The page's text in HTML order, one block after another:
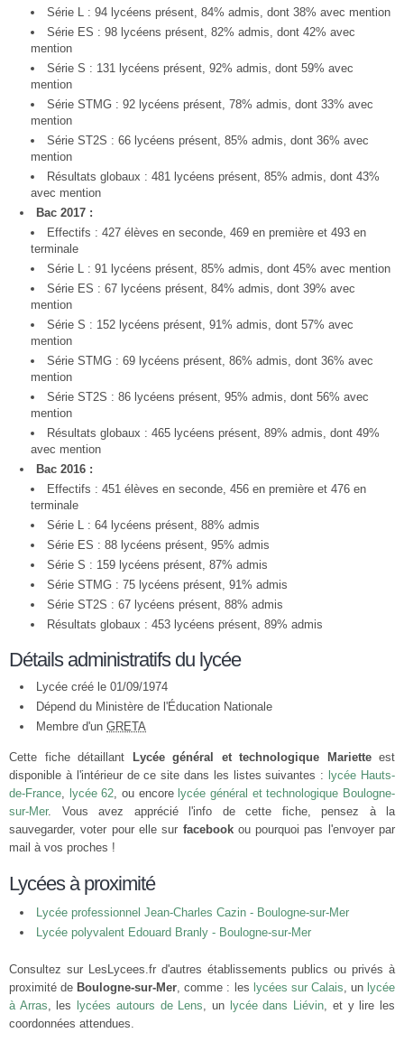
Série L : 94 lycéens présent, 84% admis, dont 38% avec mention
Série ES : 98 lycéens présent, 82% admis, dont 42% avec
mention
Série S : 131 lycéens présent, 92% admis, dont 59% avec
mention
Série STMG : 92 lycéens présent, 78% admis, dont 33% avec
mention
Série ST2S : 66 lycéens présent, 85% admis, dont 36% avec
mention
Résultats globaux : 481 lycéens présent, 85% admis, dont 43%
avec mention
Bac 2017 :
Effectifs : 427 élèves en seconde, 469 en première et 493 en
terminale
Série L : 91 lycéens présent, 85% admis, dont 45% avec mention
Série ES : 67 lycéens présent, 84% admis, dont 39% avec
mention
Série S : 152 lycéens présent, 91% admis, dont 57% avec
mention
Série STMG : 69 lycéens présent, 86% admis, dont 36% avec
mention
Série ST2S : 86 lycéens présent, 95% admis, dont 56% avec
mention
Résultats globaux : 465 lycéens présent, 89% admis, dont 49%
avec mention
Bac 2016 :
Effectifs : 451 élèves en seconde, 456 en première et 476 en
terminale
Série L : 64 lycéens présent, 88% admis
Série ES : 88 lycéens présent, 95% admis
Série S : 159 lycéens présent, 87% admis
Série STMG : 75 lycéens présent, 91% admis
Série ST2S : 67 lycéens présent, 88% admis
Résultats globaux : 453 lycéens présent, 89% admis
Détails administratifs du lycée
Lycée créé le 01/09/1974
Dépend du Ministère de l'Éducation Nationale
Membre d'un GRETA
Cette fiche détaillant Lycée général et technologique Marietteest
disponible à l'intérieur de ce site dans les listes suivantes : lycée Hauts-
de-France, lycée 62, ou encore lycée général et technologique Boulogne-
sur-Mer. Vous avez apprécié l'info de cette fiche, pensez à la
sauvegarder, voter pour elle sur facebookou pourquoi pas l'envoyer par
mail à vos proches !
Lycées à proximité
Lycée professionnel Jean-Charles Cazin - Boulogne-sur-Mer
Lycée polyvalent Edouard Branly - Boulogne-sur-Mer
Consultez sur LesLycees.fr d'autres établissements publics ou privés à
proximité de Boulogne-sur-Mer, comme : les lycées sur Calais, un lycée
à Arras, les lycées autours de Lens, un lycée dans Liévin, et y lire les
coordonnées attendues.